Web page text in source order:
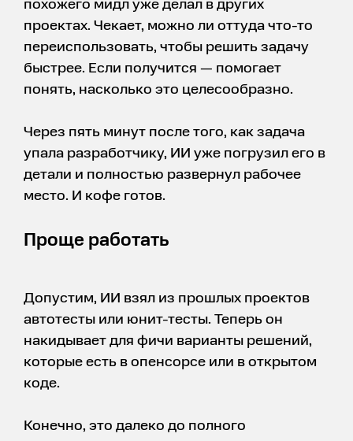
похожего мидл уже делал в других
проектах. Чекает, можно ли оттуда что-то
переиспользовать, чтобы решить задачу
быстрее. Если получится — помогает
понять, насколько это целесообразно.
Через пять минут после того, как задача
упала разработчику, ИИ уже погрузил его в
детали и полностью развернул рабочее
место. И кофе готов.
Проще работать
Допустим, ИИ взял из прошлых проектов
автотесты или юнит-тесты. Теперь он
накидывает для фичи варианты решений,
которые есть в опенсорсе или в открытом
коде.
Конечно, это далеко до полного